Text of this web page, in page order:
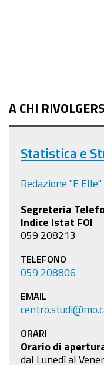
A CHI
Statistica e
Redazione "E Elle"
Segreteria
Indice Istat FOI
059 208213
TELEFONO
059 208806
EMAIL
ORARI
Orario di
dal Lunedì al